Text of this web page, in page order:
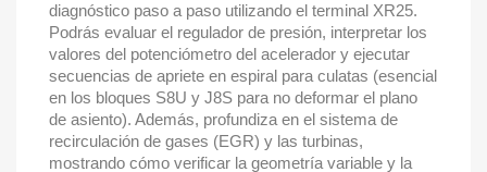
diagnóstico paso a paso utilizando el terminal XR25.
Podrás evaluar el regulador de presión, interpretar los
valores del potenciómetro del acelerador y ejecutar
secuencias de apriete en espiral para culatas (esencial
en los bloques S8U y J8S para no deformar el plano
de asiento). Además, profundiza en el sistema de
recirculación de gases (EGR) y las turbinas,
mostrando cómo verificar la geometría variable y la